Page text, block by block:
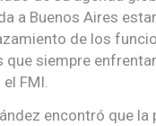
a Buenos Aires
de los
que siempre
FMI.
encontró que la